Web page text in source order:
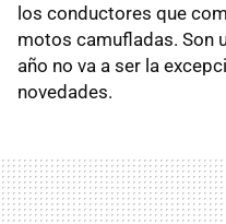
los conductores que
motos camufladas. Son
año no va a ser la
novedades.